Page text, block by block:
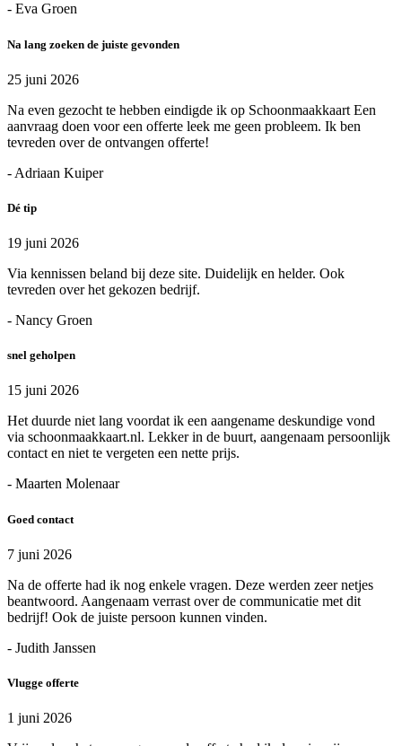
- Eva Groen
Na lang zoeken de juiste gevonden
25 juni 2026
Na even gezocht te hebben eindigde ik op Schoonmaakkaart Een
aanvraag doen voor een offerte leek me geen probleem. Ik ben
tevreden over de ontvangen offerte!
- Adriaan Kuiper
Dé tip
19 juni 2026
Via kennissen beland bij deze site. Duidelijk en helder. Ook
tevreden over het gekozen bedrijf.
- Nancy Groen
snel geholpen
15 juni 2026
Het duurde niet lang voordat ik een aangename deskundige vond
via schoonmaakkaart.nl. Lekker in de buurt, aangenaam persoonlijk
contact en niet te vergeten een nette prijs.
- Maarten Molenaar
Goed contact
7 juni 2026
Na de offerte had ik nog enkele vragen. Deze werden zeer netjes
beantwoord. Aangenaam verrast over de communicatie met dit
bedrijf! Ook de juiste persoon kunnen vinden.
- Judith Janssen
Vlugge offerte
1 juni 2026